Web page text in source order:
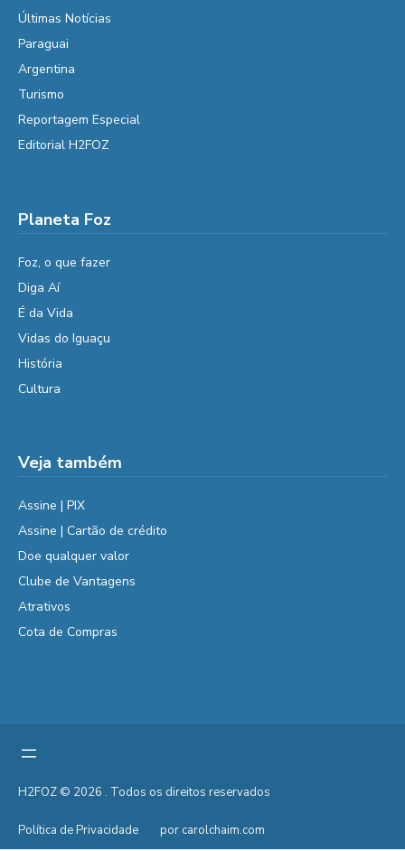
Últimas Notícias
Paraguai
Argentina
Turismo
Reportagem Especial
Editorial H2FOZ
Planeta Foz
Foz, o que fazer
Diga Aí
É da Vida
Vidas do Iguaçu
História
Cultura
Veja também
Assine | PIX
Assine | Cartão de crédito
Doe qualquer valor
Clube de Vantagens
Atrativos
Cota de Compras
H2FOZ © 2026 . Todos os direitos reservados
Política de Privacidade por carolchaim.com